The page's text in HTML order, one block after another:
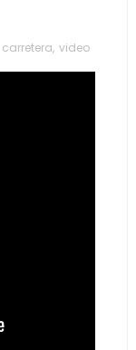
carretera, video